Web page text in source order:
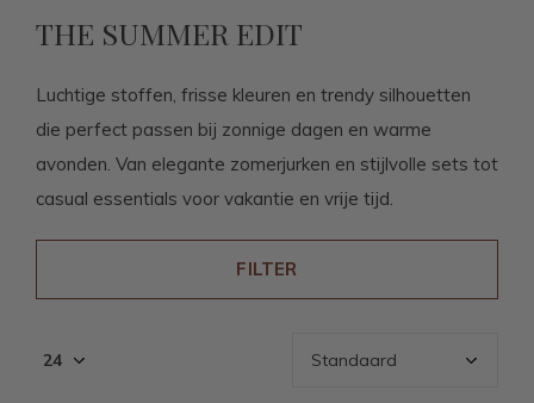
THE SUMMER EDIT
Luchtige stoffen, frisse kleuren en trendy silhouetten
die perfect passen bij zonnige dagen en warme
avonden. Van elegante zomerjurken en stijlvolle sets tot
casual essentials voor vakantie en vrije tijd.
FILTER